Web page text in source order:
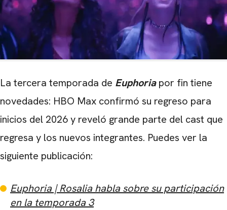
La tercera temporada de Euphoria por fin tiene
novedades: HBO Max confirmó su regreso para
inicios del 2026 y reveló grande parte del cast que
regresa y los nuevos integrantes. Puedes ver la
siguiente publicación:
Euphoria | Rosalia habla sobre su participación
en la temporada 3